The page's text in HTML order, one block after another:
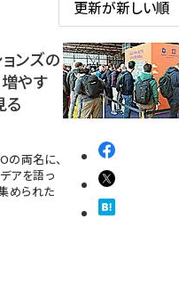
ンズの
やす
る
の両名に、
アを語っ
められた